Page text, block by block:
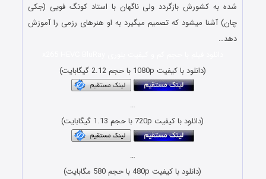
شده به کشورش بازگردد ولی ناگهان با استاد کونگ فویی (جکی
چان) آشنا میشود که تصمیم میگیرد به او هنرهای رزمی را آموزش
دهد…
(دانلود با کیفیت 1080p با حجم 2.12 گیگابایت)
…
(دانلود با کیفیت 720p با حجم 1.13 گیگابایت)
…
(دانلود با کیفیت 480p با حجم 580 مگابایت)